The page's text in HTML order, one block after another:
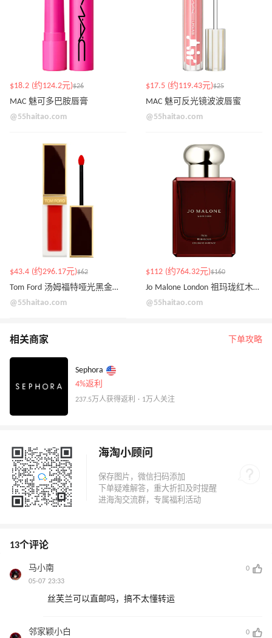
$18.2 (约124.2元)$26
MAC 魅可多巴胺唇膏
@55haitao.com
$17.5 (约119.43元)$25
MAC 魅可反光镜波波唇蜜
@55haitao.com
$43.4 (约296.17元)$62
Tom Ford 汤姆福特哑光黑金唇釉
@55haitao.com
$112 (约764.32元)$160
Jo Malone London 祖玛珑红木槿浓香水 50ml
@55haitao.com
相关商家 下单攻略
Sephora
4%返利
237.5万人获得返利 · 1万人关注
海淘小顾问
13个评论
马小南
0
05-07 23:33
丝芙兰可以直邮吗，搞不太懂转运
邻家颖小白
0